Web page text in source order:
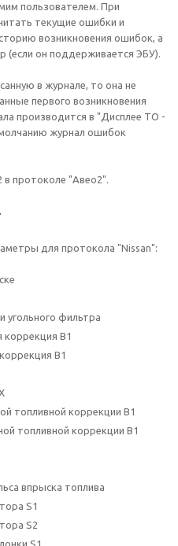
пользователем. При
текущие ошибки и
возникновения ошибок, а
(если он поддерживается ЭБУ).
в журнале, то она не
первого возникновения
производится в "Дисплее ТО -
журнал ошибок
протоколе "Авео2".
для протокола "Nissan":
угольного фильтра
коррекция B1
B1
топливной коррекции B1
топливной коррекции B1
впрыска топлива
S1
S2
S1